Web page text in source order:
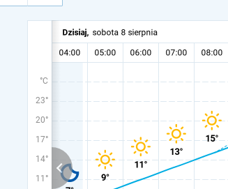
°C
23°
20°
17°
14°
11°